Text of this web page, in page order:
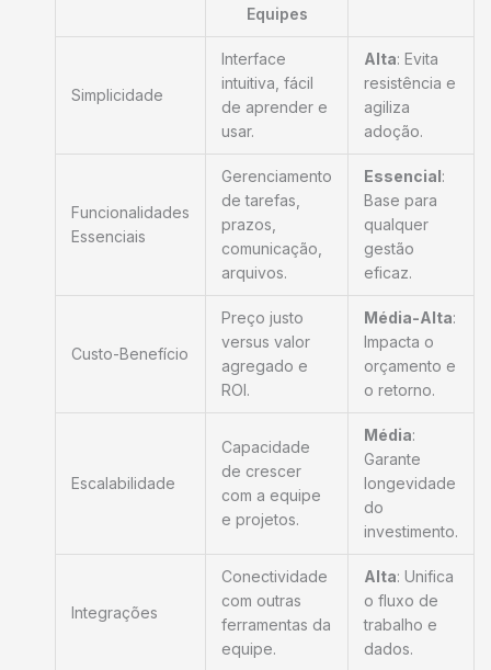
Equipes
Simplicidade
Interface
intuitiva, fácil
de aprender e
usar.
Alta: Evita
resistência e
agiliza
adoção.
Funcionalidades
Essenciais
Gerenciamento
de tarefas,
prazos,
comunicação,
arquivos.
Essencial:
Base para
qualquer
gestão
eficaz.
Custo-Benefício
Preço justo
versus valor
agregado e
ROI.
Média-Alta:
Impacta o
orçamento e
o retorno.
Escalabilidade
Capacidade
de crescer
com a equipe
e projetos.
Média:
Garante
longevidade
do
investimento.
Integrações
Conectividade
com outras
ferramentas da
equipe.
Alta: Unifica
o fluxo de
trabalho e
dados.